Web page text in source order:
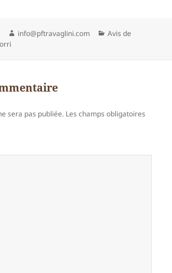
Auteur
info@pftravaglini.com Catégories
Avis de
sera pas publiée. Les champs obligatoires